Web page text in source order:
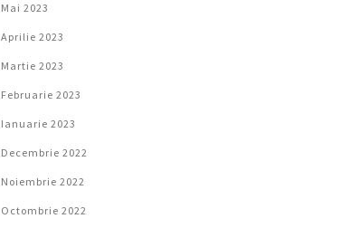
Mai 2023
Aprilie 2023
Martie 2023
Februarie 2023
Ianuarie 2023
Decembrie 2022
Noiembrie 2022
Octombrie 2022